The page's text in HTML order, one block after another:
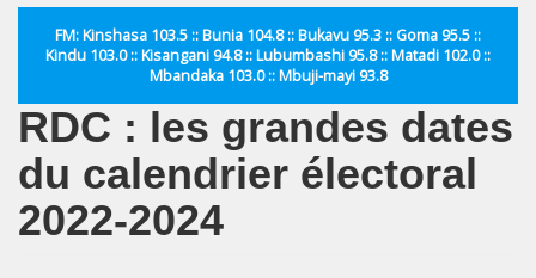
FM: Kinshasa 103.5 :: Bunia 104.8 :: Bukavu 95.3 :: Goma 95.5 ::
Kindu 103.0 :: Kisangani 94.8 :: Lubumbashi 95.8 :: Matadi 102.0 ::
Mbandaka 103.0 :: Mbuji-mayi 93.8
RDC : les grandes dates
du calendrier électoral
2022-2024